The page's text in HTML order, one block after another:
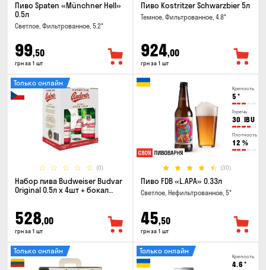
Пиво Spaten «Münchner Hell»
0.5л
Светлое, Фильтрованное, 5.2°
99,50
грн за 1 шт
Пиво Kostritzer Schwarzbier 5л
Темное, Фильтрованное, 4.8°
924,00
грн за 1 шт
(0)
Только онлайн
Набор пива Budweiser Budvar
Original 0.5л х 4шт + бокал
528,00
грн за 1 шт
Крепость
5 °
Горечь
30 IBU
Плотность
12 %
(30)
Пиво FDB «L.APA» 0.33л
Светлое, Нефильтрованное, 5°
45,50
грн за 1 шт
Только онлайн
Крепость
4.6 °
Только онлайн